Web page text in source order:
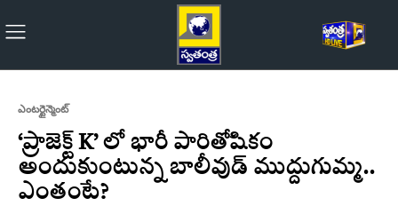
ఎంటర్టైన్మెంట్
‘ప్రాజెక్ట్ K’ లో భారీ పారితోషికం
అందుకుంటున్న బాలీవుడ్ ముద్దుగుమ్మ..
ఎంతంటే?